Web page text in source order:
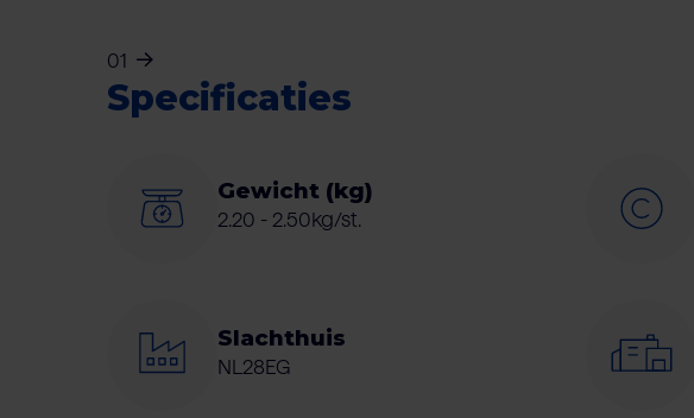
01
Specificaties
Gewicht (kg)
2.20 - 2.50kg/st.
Slachthuis
NL28EG